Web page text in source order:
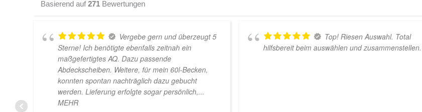
Basierend auf 271 Bewertungen
Vergebe gern und überzeugt 5
Sterne! Ich benötigte ebenfalls zeitnah ein
maßgefertigtes AQ. Dazu passende
Abdeckscheiben. Weitere, für mein 60l-Becken,
konnten spontan nachträglich dazu gebucht
werden. Lieferung erfolgte sogar persönlich,...
MEHR
Top! Riesen Auswahl. Total
hilfsbereit beim auswählen und zusammenstellen.